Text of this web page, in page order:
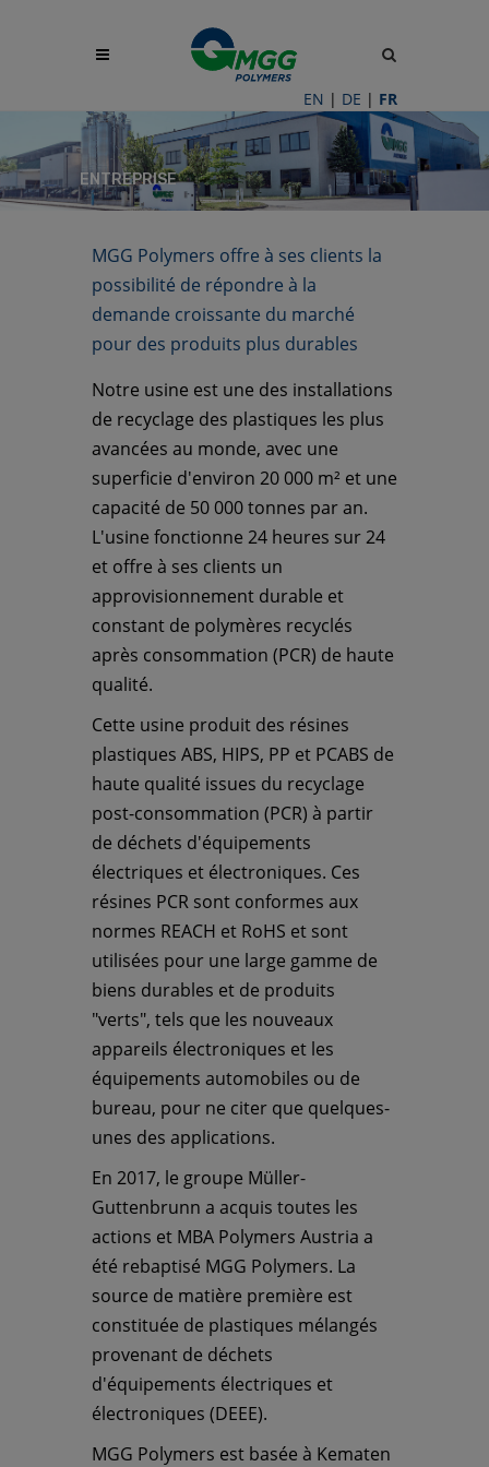
EN | DE | FR
Site
toggle
ENTREPRISE
MGG Polymers offre à ses clients la
possibilité de répondre à la
demande croissante du marché
pour des produits plus durables
Notre usine est une des installations
de recyclage des plastiques les plus
avancées au monde, avec une
superficie d'environ 20 000 m² et une
capacité de 50 000 tonnes par an.
L'usine fonctionne 24 heures sur 24
et offre à ses clients un
approvisionnement durable et
constant de polymères recyclés
après consommation (PCR) de haute
qualité.
Cette usine produit des résines
plastiques ABS, HIPS, PP et PCABS de
haute qualité issues du recyclage
post-consommation (PCR) à partir
de déchets d'équipements
électriques et électroniques. Ces
résines PCR sont conformes aux
normes REACH et RoHS et sont
utilisées pour une large gamme de
biens durables et de produits
"verts", tels que les nouveaux
appareils électroniques et les
équipements automobiles ou de
bureau, pour ne citer que quelques-
unes des applications.
En 2017, le groupe Müller-
Guttenbrunn a acquis toutes les
actions et MBA Polymers Austria a
été rebaptisé MGG Polymers. La
source de matière première est
constituée de plastiques mélangés
provenant de déchets
d'équipements électriques et
électroniques (DEEE).
MGG Polymers est basée à Kematen